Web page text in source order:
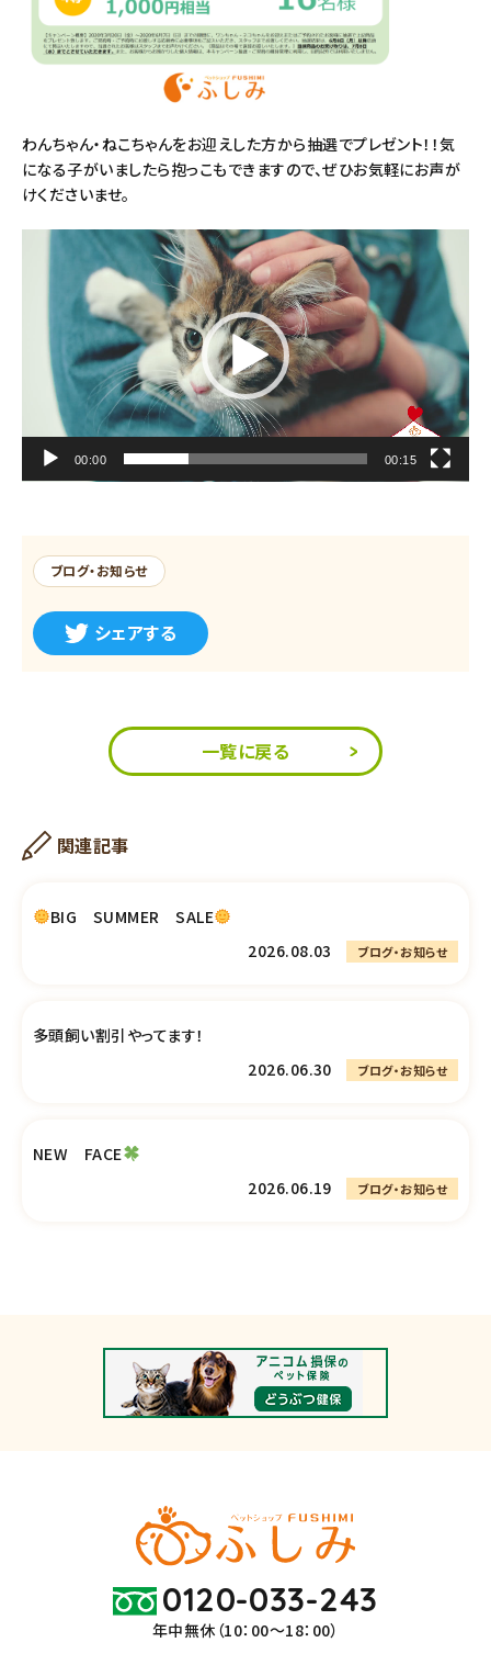
わんちゃん・ねこちゃんをお迎えした方から抽選でプレゼント！！気
になる子がいましたら抱っこもできますので、ぜひお気軽にお声が
けくださいませ。
00:00 00:15
ブログ・お知らせ
シェアする
一覧に戻る
関連記事
BIG SUMMER SALE
2026.08.03
ブログ・お知らせ
多頭飼い割引やってます！
2026.06.30
ブログ・お知らせ
NEW FACE
2026.06.19
ブログ・お知らせ
0120-033-243
年中無休（10：00～18：00）